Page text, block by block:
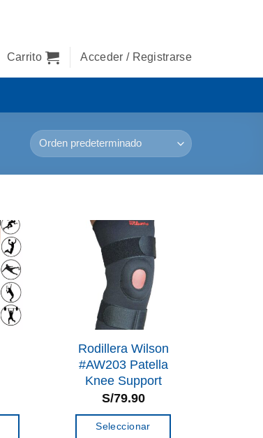
Carrito Acceder / Registrarse
Rodillera Wilson
#AW203 Patella
Knee Support
S/79.90
Seleccionar